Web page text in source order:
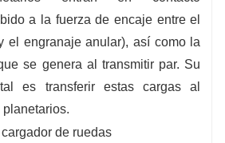
a la fuerza de encaje entre el
el engranaje anular), así como la
se genera al transmitir par. Su
es transferir estas cargas al